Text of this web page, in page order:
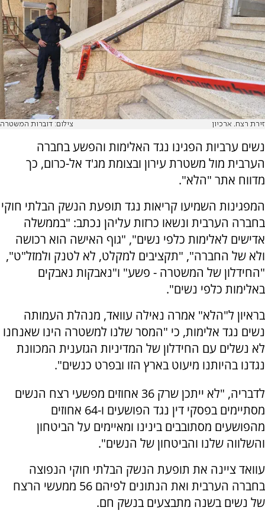
זירת רצח. ארכיון צילום: דוברות המשטרה
נשים ערביות הפגינו נגד האלימות והפשע בחברה
הערבית מול משטרת עירון ובצומת מג'ד אל-כרום, כך
מדווח אתר "הלא".
המפגינות השמיעו קריאות נגד תופעת הנשק הבלתי חוקי
בחברה הערבית ונשאו כרזות עליהן נכתב: "בממשלה
אדישים לאלימות כלפי נשים", "גוף האישה הוא רכושה
ולא של החברה", "תקציבים למקלט, לא לטנק ולמזל"ט",
"החידלון של המשטרה - פשע" ו"נאבקות נאבקים
באלימות כלפי נשים".
בראיון ל"הלא" אמרה נאילה עוואד, מנהלת העמותה
נשים נגד אלימות, כי "המסר שלנו למשטרה הינו שאנחנו
לא נשלים עם החידלון של המדיניות הגזענית המכוונת
נגדנו בהיותנו מיעוט בארץ הזו ובפרט כנשים".
לדבריה, "לא ייתכן שרק 36 אחוזים מפשעי רצח הנשים
מסתיימים בפסקי דין נגד הפושעים ו-64 אחוזים
מהפושעים מסתובבים בינינו ומאיימים על הביטחון
והשלווה שלנו והביטחון של הנשים".
עוואד ציינה את תופעת הנשק הבלתי חוקי הנפוצה
בחברה הערבית ואת הנתונים לפיהם 56 ממעשי הרצח
של נשים בשנה מתבצעים בנשק חם.